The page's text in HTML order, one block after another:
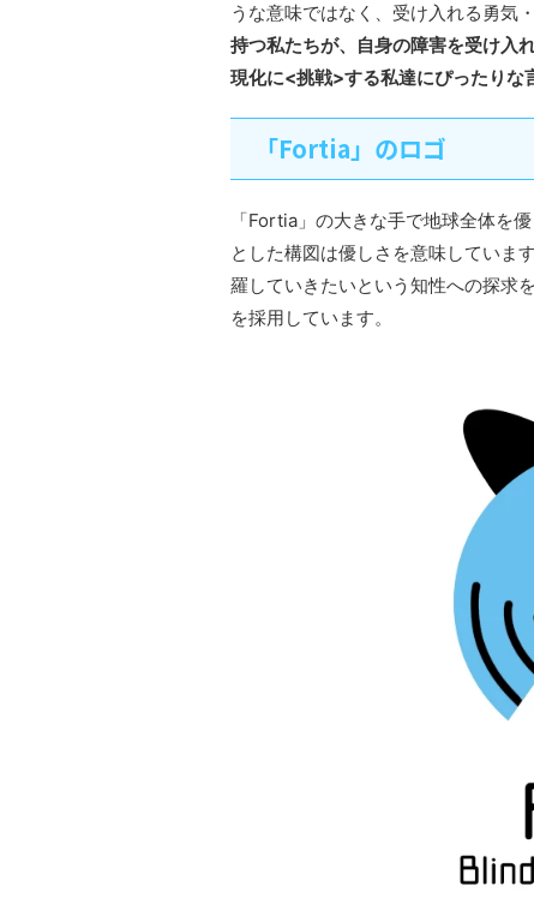
うな意味ではなく、受け入れる勇気
持つ私たちが、自身の障害を受け
現化に<挑戦>する私達にぴったりな
「Fortia」のロゴ
「Fortia」の大きな手で地球全体を
とした構図は優しさを意味していま
羅していきたいという知性への探求
を採用しています。